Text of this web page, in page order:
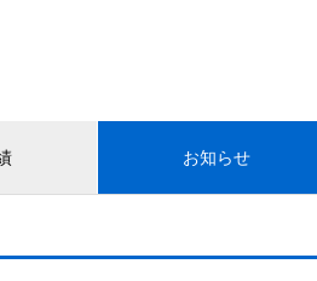
お知らせ